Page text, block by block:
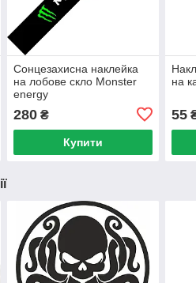
Сонцезахисна наклейка
на лобове скло Monster
energy
280₴
Купити
на
55